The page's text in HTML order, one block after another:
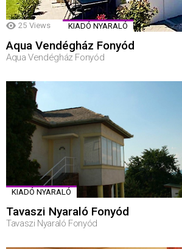
25 Views KIADÓ NYARALÓ
Aqua Vendégház Fonyód
Aqua Vendégház Fonyód
KIADÓ NYARALÓ
Tavaszi Nyaraló Fonyód
Tavaszi Nyaraló Fonyód